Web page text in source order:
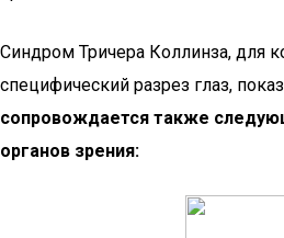
Синдром Тричера Коллинза, для
специфический разрез глаз,
сопровождается также
органов зрения: